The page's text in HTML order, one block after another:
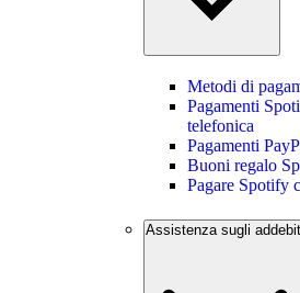
Metodi di
Pagamenti
telefonica
Pagamenti
Buoni regalo
Pagare Spotify
Assistenza sugli